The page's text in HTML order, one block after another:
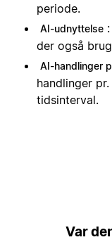
periode.
AI-udnyttelse
der også
AI-handlinger
handlinger
tidsinterval.
Var